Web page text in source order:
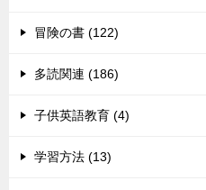
冒険の書 (122)
多読関連 (186)
子供英語教育 (4)
学習方法 (13)